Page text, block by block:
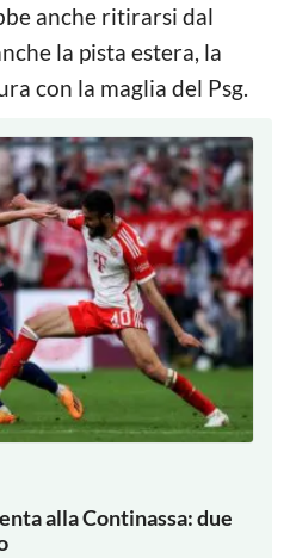
anche ritirarsi dal
la pista estera, la
con la maglia del Psg.
alla Continassa: due